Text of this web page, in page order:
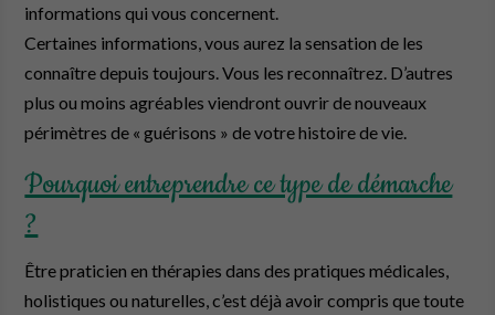
informations qui vous concernent.
Certaines informations, vous aurez la sensation de les
connaître depuis toujours. Vous les reconnaîtrez. D’autres
plus ou moins agréables viendront ouvrir de nouveaux
périmètres de « guérisons » de votre histoire de vie.
Pourquoi entreprendre ce type de démarche
?
Être praticien en thérapies dans des pratiques médicales,
holistiques ou naturelles, c’est déjà avoir compris que toute